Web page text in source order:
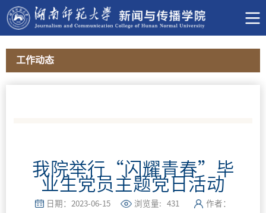
首页 > 党建思政 > 工作动态 >
工作动态
我院举行“闪耀青春”毕
业生党员主题党日活动
日期：2023-06-15 浏览量: 431 作者：